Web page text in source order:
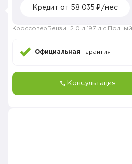
Кредит от 58 035 ₽/мес
Кроссовер Бензин2.0 л. 197 л.с. Полный
Официальная гарантия
Консультация